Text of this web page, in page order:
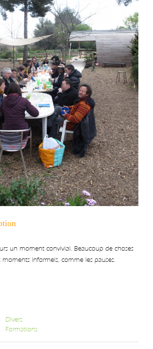
un moment convivial. Beaucoup de choses
moments informels, comme les pauses.
Divers
Formations